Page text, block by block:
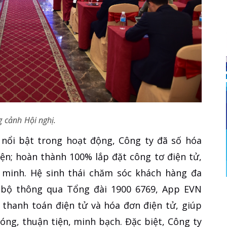
cảnh Hội nghị.
bật trong hoạt động, Công ty đã số hóa
hoàn thành 100% lắp đặt công tơ điện tử,
Hệ sinh thái chăm sóc khách hàng đa
thông qua Tổng đài 1900 6769, App EVN
thanh toán điện tử và hóa đơn điện tử, giúp
thuận tiện, minh bạch. Đặc biệt, Công ty